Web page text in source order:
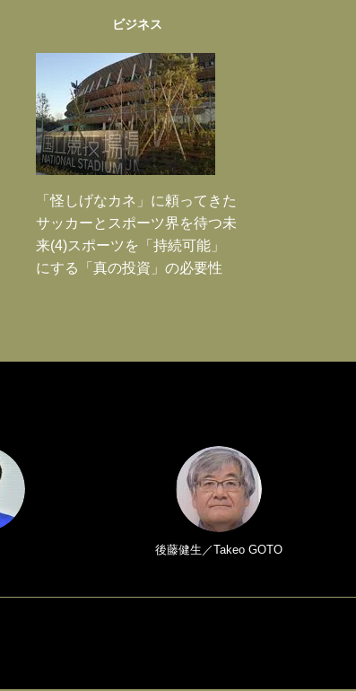
ビジネス
「怪しげなカネ」に頼ってきた
サッカーとスポーツ界を待つ未
来(4)スポーツを「持続可能」
にする「真の投資」の必要性
後藤健生／Takeo GOTO